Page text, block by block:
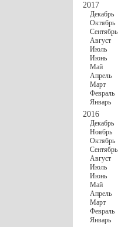
2017
Декабрь
Октябрь
Сентябрь
Август
Июль
Июнь
Май
Апрель
Март
Февраль
Январь
2016
Декабрь
Ноябрь
Октябрь
Сентябрь
Август
Июль
Июнь
Май
Апрель
Март
Февраль
Январь